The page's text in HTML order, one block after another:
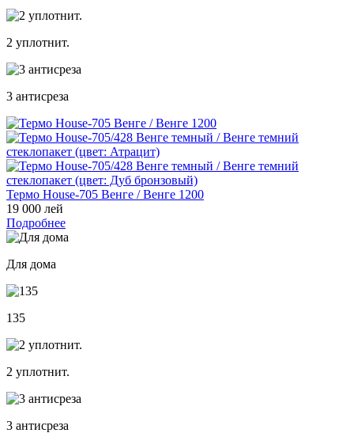
2 уплотнит.
3 антисреза
Термо House-705 Венге / Венге 1200
19 000 лей
Подробнее
Для дома
135
2 уплотнит.
3 антисреза